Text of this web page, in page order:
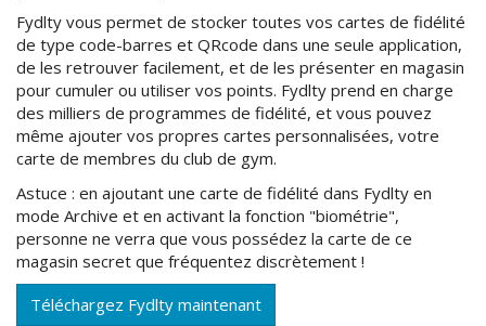
Fydlty vous permet de stocker toutes vos cartes de fidélité
de type code-barres et QRcode dans une seule application,
de les retrouver facilement, et de les présenter en magasin
pour cumuler ou utiliser vos points. Fydlty prend en charge
des milliers de programmes de fidélité, et vous pouvez
même ajouter vos propres cartes personnalisées, votre
carte de membres du club de gym.
Astuce : en ajoutant une carte de fidélité dans Fydlty en
mode Archive et en activant la fonction "biométrie",
personne ne verra que vous possédez la carte de ce
magasin secret que fréquentez discrètement !
Téléchargez Fydlty maintenant